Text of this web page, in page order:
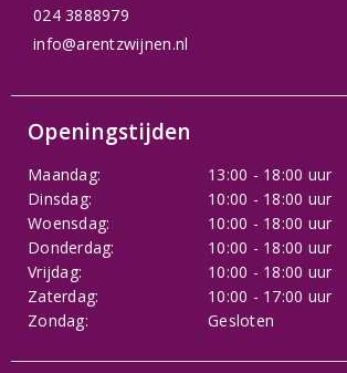
024 3888979
info@arentzwijnen.nl
Openingstijden
Maandag:
13:00 - 18:00 uur
Dinsdag:
10:00 - 18:00 uur
Woensdag:
10:00 - 18:00 uur
Donderdag:
10:00 - 18:00 uur
Vrijdag:
10:00 - 18:00 uur
Zaterdag:
10:00 - 17:00 uur
Zondag:
Gesloten